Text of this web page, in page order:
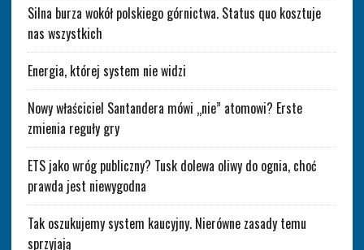
Silna burza wokół polskiego górnictwa. Status quo kosztuje
nas wszystkich
Energia, której system nie widzi
Nowy właściciel Santandera mówi „nie” atomowi? Erste
zmienia reguły gry
ETS jako wróg publiczny? Tusk dolewa oliwy do ognia, choć
prawda jest niewygodna
Tak oszukujemy system kaucyjny. Nierówne zasady temu
sprzyjają